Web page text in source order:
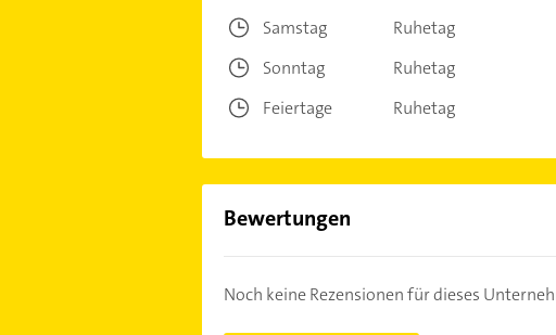
Samstag
Ruhetag
Sonntag
Ruhetag
Feiertage
Ruhetag
Bewertungen
Noch keine Rezensionen für dieses